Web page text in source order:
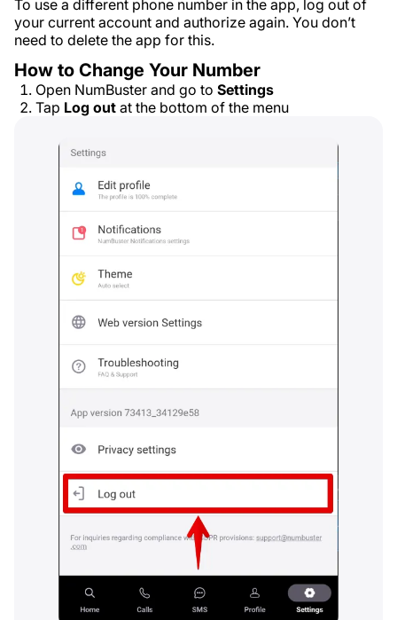
To use a different phone number in the app, log out of
your current account and authorize again. You don’t
need to delete the app for this.
How to Change Your Number
Open NumBuster and go to Settings
Tap Log out at the bottom of the menu